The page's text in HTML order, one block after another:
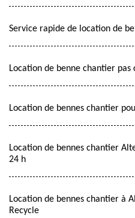
Service rapide de location de
Location de benne chantier pas
Location de bennes chantier
Location de bennes chantier
24 h
Location de bennes chantier à
Recycle